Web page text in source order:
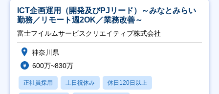
ICT企画運用（開発及びPJリード）～みなとみらい
勤務／リモート週2OK／業務改善～
富士フイルムサービスクリエイティブ株式会社
神奈川県
600万~830万
正社員採用 土日祝休み 休日120日以上